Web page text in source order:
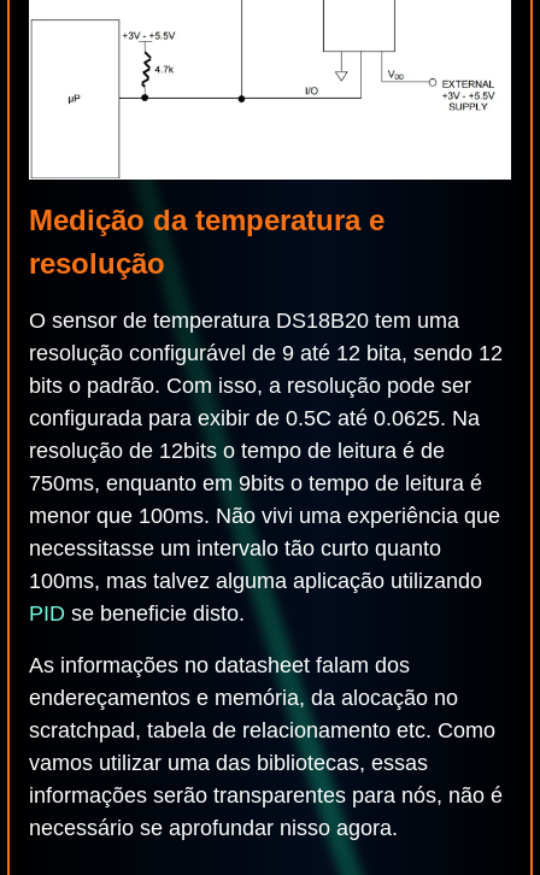
Medição da temperatura e
resolução
O sensor de temperatura DS18B20 tem uma
resolução configurável de 9 até 12 bita, sendo 12
bits o padrão. Com isso, a resolução pode ser
configurada para exibir de 0.5C até 0.0625. Na
resolução de 12bits o tempo de leitura é de
750ms, enquanto em 9bits o tempo de leitura é
menor que 100ms. Não vivi uma experiência que
necessitasse um intervalo tão curto quanto
100ms, mas talvez alguma aplicação utilizando
PID se beneficie disto.
As informações no datasheet falam dos
endereçamentos e memória, da alocação no
scratchpad, tabela de relacionamento etc. Como
vamos utilizar uma das bibliotecas, essas
informações serão transparentes para nós, não é
necessário se aprofundar nisso agora.